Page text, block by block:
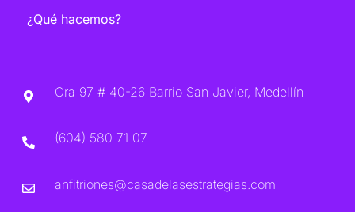
¿Qué hacemos?
Cra 97 # 40-26 Barrio San Javier, Medellín
(604) 580 71 07
anfitriones@casadelasestrategias.com